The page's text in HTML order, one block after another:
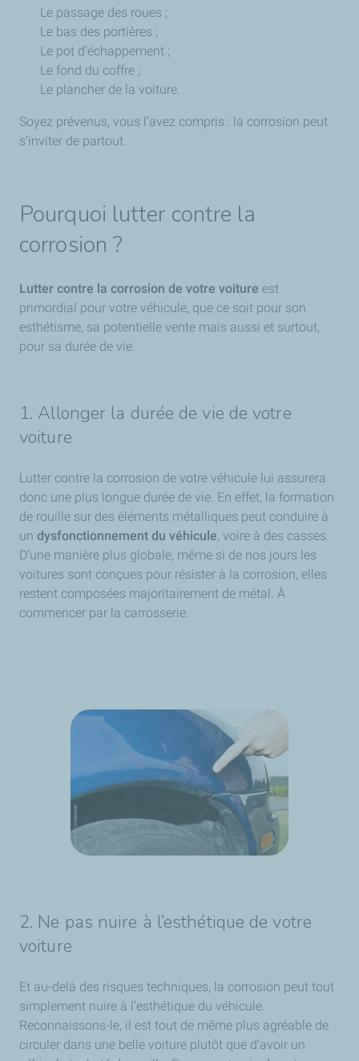
Le passage des roues ;
Le bas des portières ;
Le pot d’échappement ;
Le fond du coffre ;
Le plancher de la voiture.
Soyez prévenus, vous l’avez compris : la corrosion peut
s’inviter de partout.
Pourquoi lutter contre la
corrosion ?
Lutter contre la corrosion de votre voiture est
primordial pour votre véhicule, que ce soit pour son
esthétisme, sa potentielle vente mais aussi et surtout,
pour sa durée de vie.
1. Allonger la durée de vie de votre
voiture
Lutter contre la corrosion de votre véhicule lui assurera
donc une plus longue durée de vie. En effet, la formation
de rouille sur des éléments métalliques peut conduire à
un dysfonctionnement du véhicule, voire à des casses.
D’une manière plus globale, même si de nos jours les
voitures sont conçues pour résister à la corrosion, elles
restent composées majoritairement de métal. À
commencer par la carrosserie.
2. Ne pas nuire à l’esthétique de votre
voiture
Et au-delà des risques techniques, la corrosion peut tout
simplement nuire à l’esthétique du véhicule.
Reconnaissons-le, il est tout de même plus agréable de
circuler dans une belle voiture plutôt que d’avoir un